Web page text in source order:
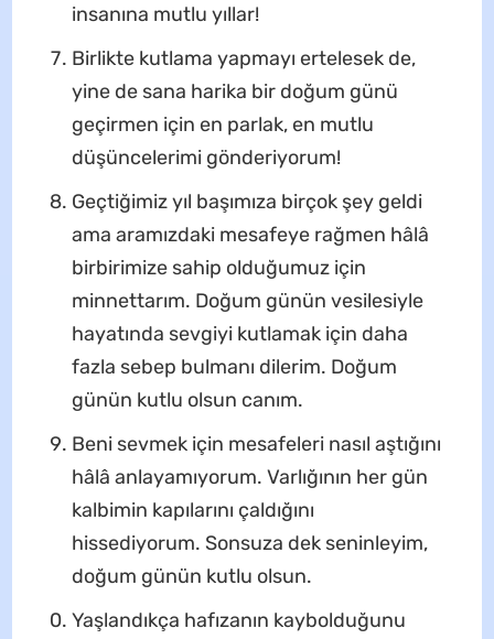
insanına mutlu yıllar!
Birlikte kutlama yapmayı ertelesek de,
yine de sana harika bir doğum günü
geçirmen için en parlak, en mutlu
düşüncelerimi gönderiyorum!
Geçtiğimiz yıl başımıza birçok şey geldi
ama aramızdaki mesafeye rağmen hâlâ
birbirimize sahip olduğumuz için
minnettarım. Doğum günün vesilesiyle
hayatında sevgiyi kutlamak için daha
fazla sebep bulmanı dilerim. Doğum
günün kutlu olsun canım.
Beni sevmek için mesafeleri nasıl aştığını
hâlâ anlayamıyorum. Varlığının her gün
kalbimin kapılarını çaldığını
hissediyorum. Sonsuza dek seninleyim,
doğum günün kutlu olsun.
Yaşlandıkça hafızanın kaybolduğunu